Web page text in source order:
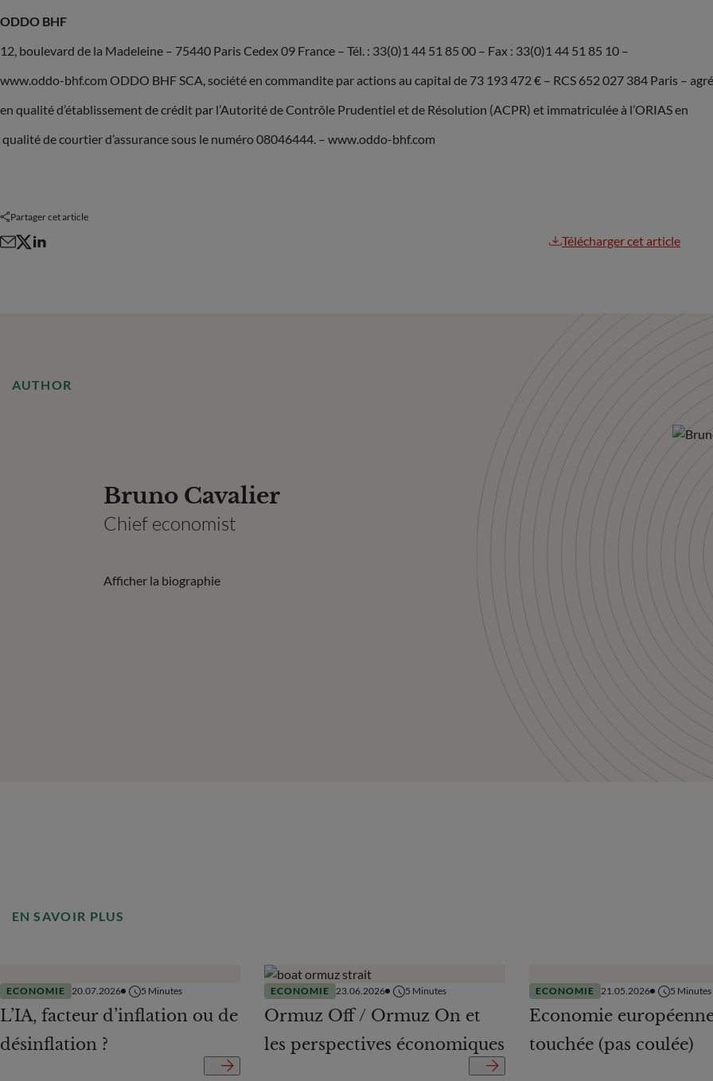
ODDO BHF
12, boulevard de la Madeleine – 75440 Paris Cedex 09 France – Tél. : 33(0)1 44 51 85 00 – Fax : 33(0)1 44 51 85 10 –
www.oddo-bhf.com ODDO BHF SCA, société en commandite par actions au capital de 73 193 472 € – RCS 652 027 384 Paris –
en qualité d’établissement de crédit par l’Autorité de Contrôle Prudentiel et de Résolution (ACPR) et immatriculée à l’ORIAS en
qualité de courtier d’assurance sous le numéro 08046444. – www.oddo-bhf.com
Partager cet article
Télécharger cet article
AUTHOR
Bruno Cavalier
Chief economist
Afficher la biographie
EN SAVOIR PLUS
ECONOMIE 20.07.2026 5 Minutes
L’IA, facteur d’inflation ou de
désinflation ?
ECONOMIE 23.06.2026 5 Minutes
Ormuz Off / Ormuz On et
les perspectives économiques
ECONOMIE 21.05.2026 5 Minutes
Economie
touchée (pas coulée)